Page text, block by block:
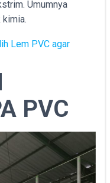
Umumnya
kimia.
Lem PVC agar
PVC